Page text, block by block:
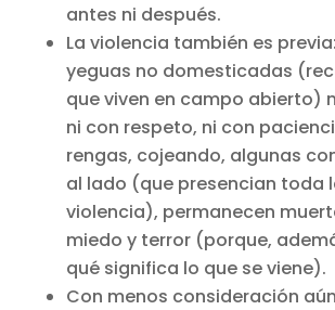
antes ni después.
La violencia también es
yeguas no domesticadas
que viven en campo abierto)
ni con respeto, ni con
rengas, cojeando, algunas
al lado (que presencian toda
violencia), permanecen
miedo y terror (porque,
qué significa lo que se viene).
Con menos consideración